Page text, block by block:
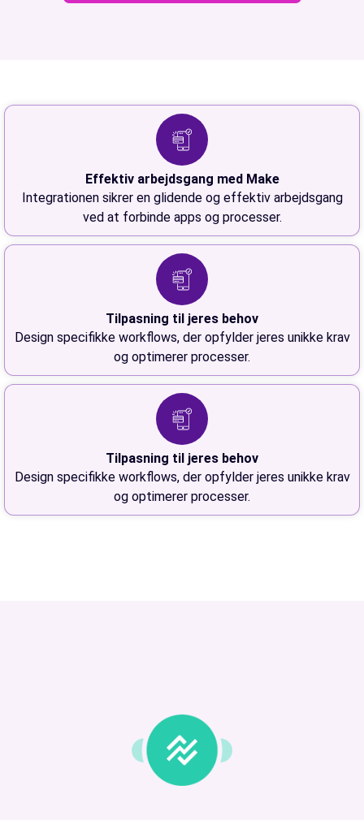
Effektiv arbejdsgang med Make
Integrationen sikrer en glidende og effektiv arbejdsgang
ved at forbinde apps og processer.
Tilpasning til jeres behov
Design specifikke workflows, der opfylder jeres unikke krav
og optimerer processer.
Tilpasning til jeres behov
Design specifikke workflows, der opfylder jeres unikke krav
og optimerer processer.